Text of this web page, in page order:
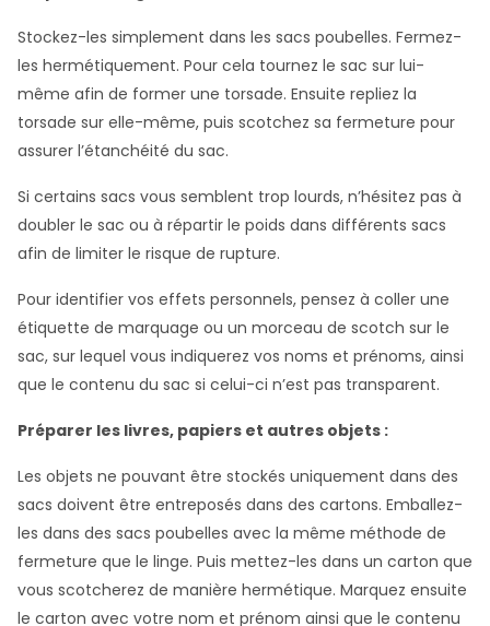
Stockez-les simplement dans les sacs poubelles. Fermez-
les hermétiquement. Pour cela tournez le sac sur lui-
même afin de former une torsade. Ensuite repliez la
torsade sur elle-même, puis scotchez sa fermeture pour
assurer l’étanchéité du sac.
Si certains sacs vous semblent trop lourds, n’hésitez pas à
doubler le sac ou à répartir le poids dans différents sacs
afin de limiter le risque de rupture.
Pour identifier vos effets personnels, pensez à coller une
étiquette de marquage ou un morceau de scotch sur le
sac, sur lequel vous indiquerez vos noms et prénoms, ainsi
que le contenu du sac si celui-ci n’est pas transparent.
Préparer les livres, papiers et autres objets :
Les objets ne pouvant être stockés uniquement dans des
sacs doivent être entreposés dans des cartons. Emballez-
les dans des sacs poubelles avec la même méthode de
fermeture que le linge. Puis mettez-les dans un carton que
vous scotcherez de manière hermétique. Marquez ensuite
le carton avec votre nom et prénom ainsi que le contenu